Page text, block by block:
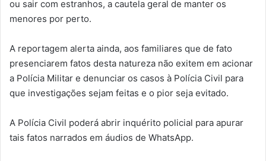
ou sair com estranhos, a cautela geral de manter os
menores por perto.
A reportagem alerta ainda, aos familiares que de fato
presenciarem fatos desta natureza não exitem em acionar
a Polícia Militar e denunciar os casos à Polícia Civil para
que investigações sejam feitas e o pior seja evitado.
A Polícia Civil poderá abrir inquérito policial para apurar
tais fatos narrados em áudios de WhatsApp.